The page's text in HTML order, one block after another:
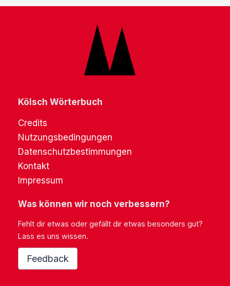
Kölsch Wörterbuch
Credits
Nutzungsbedingungen
Datenschutzbestimmungen
Kontakt
Impressum
Was können wir noch verbessern?
Fehlt dir etwas oder gefällt dir etwas besonders gut?
Lass es uns wissen.
Feedback